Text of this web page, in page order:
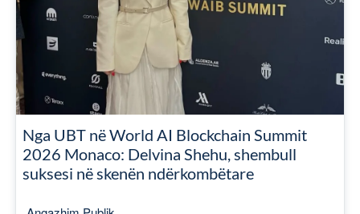
Nga UBT në World AI Blockchain Summit
2026 Monaco: Delvina Shehu, shembull
suksesi në skenën ndërkombëtare